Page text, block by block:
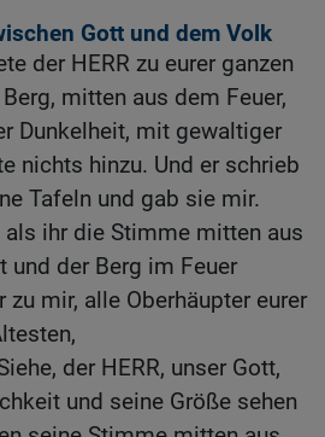
Gott und dem Volk
der HERR zu eurer ganzen
mitten aus dem Feuer,
Dunkelheit, mit gewaltiger
nichts hinzu. Und er schrieb
Tafeln und gab sie mir.
als ihr die Stimme mitten aus
und der Berg im Feuer
zu mir, alle Oberhäupter eurer
der HERR, unser Gott,
und seine Größe sehen